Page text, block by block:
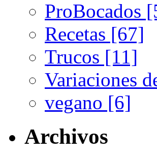
ProBocados
Recetas [67]
Trucos [11]
Variaciones
vegano [6]
Archivos